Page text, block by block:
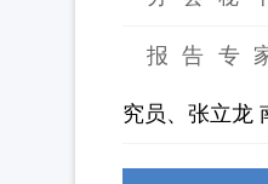
报告专
究员、张立龙